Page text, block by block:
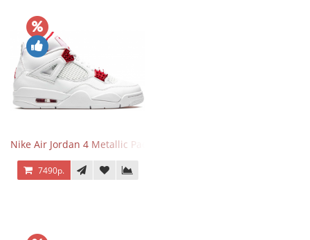
Nike Air Jordan 4 Metallic Pack University Red
7490р.